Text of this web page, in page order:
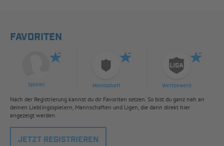
FAVORITEN
Spieler Mannschaft Wettbewerb
Nach der Registrierung kannst du dir Favoriten setzen. So bist du ganz nah an
deinen Lieblingsspielern, Mannschaften und Ligen, die dann direkt hier
angezeigt werden.
JETZT REGISTRIEREN